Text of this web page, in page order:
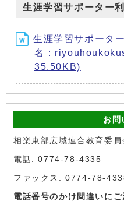
生涯学習サポーター
生涯学習サポータ
名：
35.50KB)
お問
相楽東部広域連合教育委員
電話: 0774-78-4335
ファックス: 0774-78-
電話番号のかけ間違いにご